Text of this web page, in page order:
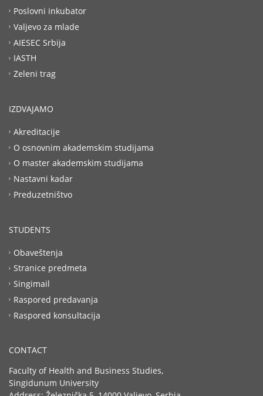
Poslovni inkubator
Valjevo za mlade
AIESEC Srbija
IASTH
Zeleni trag
IZDVAJAMO
Akreditacije
O osnovnim akademskim studijama
O master akademskim studijama
Nastavni kadar
Preduzetništvo
STUDENTS
Obaveštenja
Stranice predmeta
Singimail
Raspored predavanja
Raspored konsultacija
CONTACT
Faculty of Health and Business Studies,
Singidunum University